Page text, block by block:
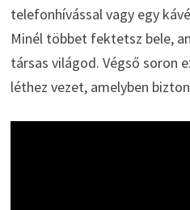
telefonhívással vagy egy
Minél többet fektetsz bele,
társas világod. Végső soron
léthez vezet, amelyben